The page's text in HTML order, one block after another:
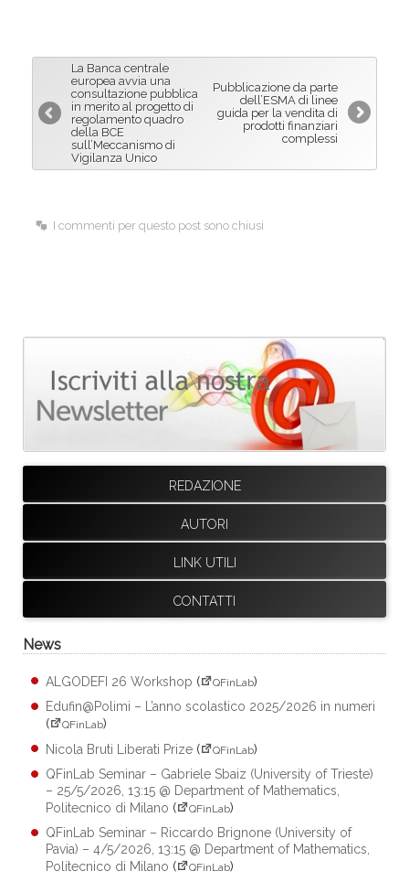
e
o
o
k
e
d
I
n
i
l
La Banca centrale
europea avvia una
consultazione pubblica
in merito al progetto di
regolamento quadro
della BCE
sull’Meccanismo di
Vigilanza Unico
Pubblicazione da parte
dell’ESMA di linee
guida per la vendita di
prodotti finanziari
complessi
I commenti per questo post sono chiusi
REDAZIONE
AUTORI
LINK UTILI
CONTATTI
News
ALGODEFI 26 Workshop ( QFinLab)
Edufin@Polimi – L’anno scolastico 2025/2026 in numeri
(
QFinLab)
Nicola Bruti Liberati Prize ( QFinLab)
QFinLab Seminar – Gabriele Sbaiz (University of Trieste)
– 25/5/2026, 13:15 @ Department of Mathematics,
Politecnico di Milano ( QFinLab)
QFinLab Seminar – Riccardo Brignone (University of
Pavia) – 4/5/2026, 13:15 @ Department of Mathematics,
Politecnico di Milano ( QFinLab)